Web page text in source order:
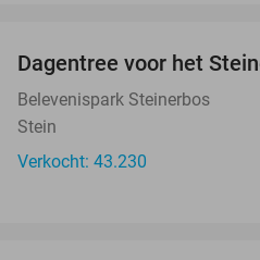
Dagentree voor het
Belevenispark Steinerbos
Stein
Verkocht: 43.230